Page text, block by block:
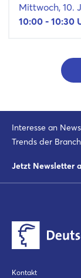
Mittwoch, 10.
10:00 - 10:30
Interesse an
Trends der
Jetzt Newsletter
Kontakt